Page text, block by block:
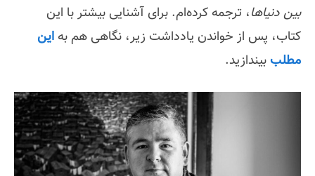
بین دنیاها، ترجمه کرده‌ام. برای آشنایی بیشتر با این
کتاب، پس از خواندن یادداشت زیر، نگاهی هم به این
مطلب بیندازید.